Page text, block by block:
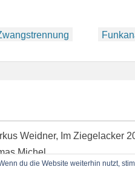
Weidner, Im Ziegelacker
Michel
du die Website weiterhin nutzt,